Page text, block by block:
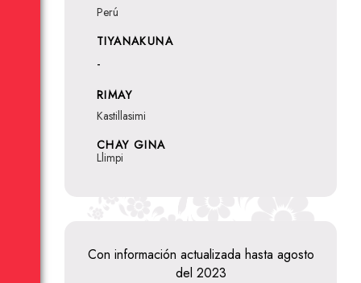
Perú
TIYANAKUNA
-
RIMAY
Kastillasimi
CHAY GINA
Llimpi
Con información actualizada hasta agosto
del 2023